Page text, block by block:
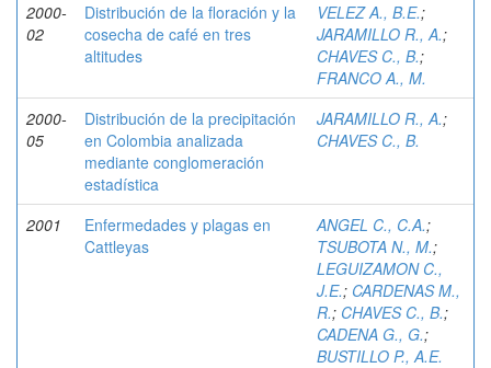
2000-
02
Distribución de la floración y la
cosecha de café en tres
altitudes
VELEZ A., B.E.;
JARAMILLO R., A.;
CHAVES C., B.;
FRANCO A., M.
2000-
05
Distribución de la precipitación
en Colombia analizada
mediante conglomeración
estadística
JARAMILLO R., A.;
CHAVES C., B.
2001
Enfermedades y plagas en
Cattleyas
ANGEL C., C.A.;
TSUBOTA N., M.;
LEGUIZAMON C.,
J.E.; CARDENAS M.,
R.; CHAVES C., B.;
CADENA G., G.;
BUSTILLO P., A.E.